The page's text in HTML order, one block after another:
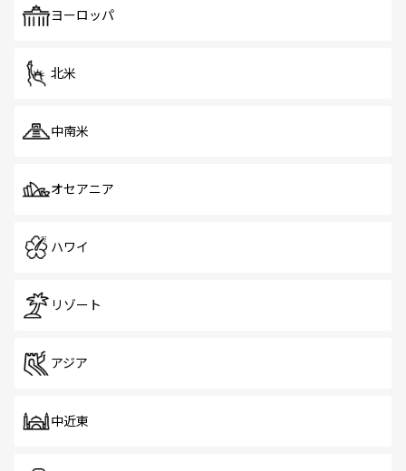
で、ホーカーズは地元の風情を楽しめる外せないスポット
ヨーロッパ
北米
中南米
オセアニア
ハワイ
リゾート
アジア
中近東